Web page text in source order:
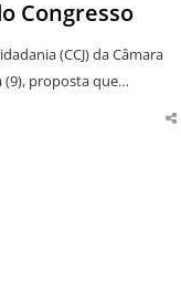
Congresso
(CCJ) da Câmara
(9), proposta que…